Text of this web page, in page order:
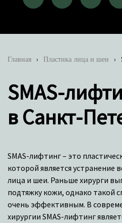
Главная Пластика лица и шеи
SMAS-
в Санкт-
SMAS-лифтинг – это
которой является устранение
лица и шеи. Раньше хирурги
подтяжку кожи, однако такой
очень эффективным. В
хирургии SMAS-лифтинг